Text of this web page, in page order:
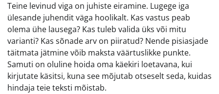
Teine levinud viga on juhiste eiramine. Lugege iga
ülesande juhendit väga hoolikalt. Kas vastus peab
olema ühe lausega? Kas tuleb valida üks või mitu
varianti? Kas sõnade arv on piiratud? Nende pisiasjade
täitmata jätmine võib maksta väärtuslikke punkte.
Samuti on oluline hoida oma käekiri loetavana, kui
kirjutate käsitsi, kuna see mõjutab otseselt seda, kuidas
hindaja teie teksti mõistab.